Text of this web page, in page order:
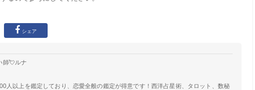
シェア
師💘ルナ
人以上を鑑定しており、恋愛全般の鑑定が得意です！西洋占星術、タロット、数秘